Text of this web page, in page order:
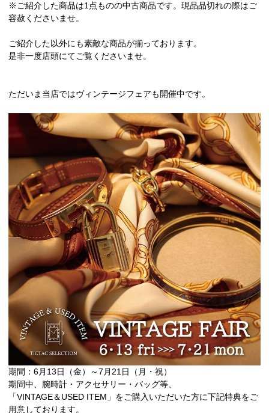
※ご紹介した商品は1点ものの中古商品です。現品品切れの際はご
容赦くださいませ。
ご紹介した以外にも素敵な商品が揃っております。
是非一度店頭にてご覧くださいませ。
ただいま当店ではヴィンテージフェアも開催中です。
期間：6月13日（金）～7月21日（月・祝）
期間中、腕時計・アクセサリー・バッグ等、
「VINTAGE＆USED ITEM」をご購入いただいた方に下記特典をご
用意しております。